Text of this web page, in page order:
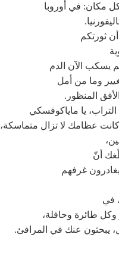
مكان: في أوروبا
أن ثورتكم
يسكب الآن الدم
وما من أمل
المنظور.
يا ماياكوفسكي
كانت عظامك لا تزال متماسكة،
أنّ
غرفهم
في
طائرة وحافلة،
يبحثون عنك في المرافئ.